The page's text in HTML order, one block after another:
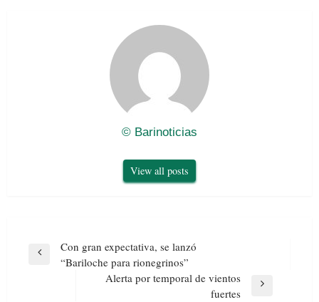
© Barinoticias
View all posts
Navegación
Previous
Con gran expectativa, se lanzó
“Bariloche para rionegrinos”
Alerta por temporal de vientos
fuertes